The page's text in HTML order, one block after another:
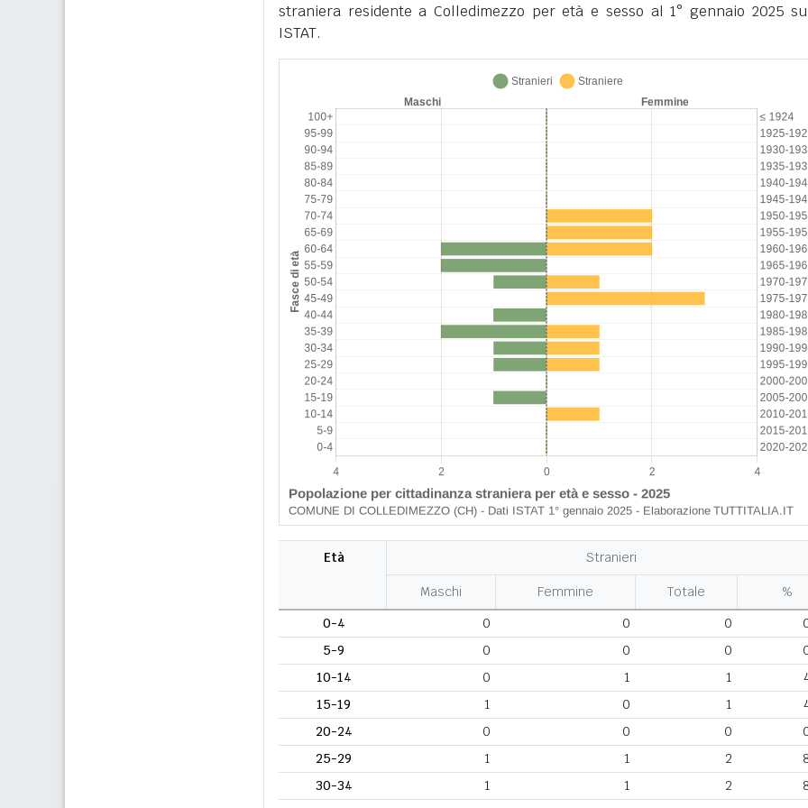
straniera residente a Colledimezzo per età e sesso al 1° gennaio 2025
ISTAT.
Età Stranieri
Maschi Femmine Totale
%
0-4
0 0 0
5-9
0 0 0
10-14
0 1 1
15-19
1 0 1
20-24
0 0 0
25-29
1 1 2
30-34
1 1 2